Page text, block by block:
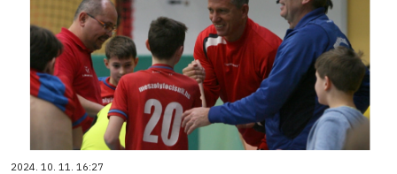
2024. 10. 11. 16:27